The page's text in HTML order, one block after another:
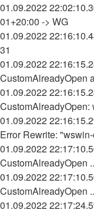
01.09.2022
01+20:00 -> WG
01.09.2022
31
01.09.2022
CustomAlreadyOpen
01.09.2022
01.09.2022
Error Rewrite:
01.09.2022
CustomAlreadyOpen
01.09.2022
CustomAlreadyOpen
01.09.2022